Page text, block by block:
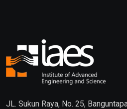
JL. Sukun Raya, No. 25,